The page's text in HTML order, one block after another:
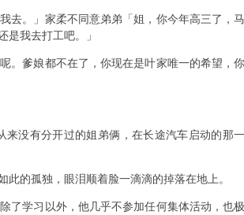
去。」家柔不同意弟弟「姐，你今年高三了，马
我去打工吧。」
。爹娘都不在了，你现在是叶家唯一的希望，你
没有分开过的姐弟俩，在长途汽车启动的那一
的孤独，眼泪顺着脸一滴滴的掉落在地上。
了学习以外，他几乎不参加任何集体活动，也极